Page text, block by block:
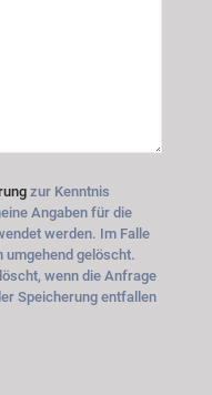
zur Kenntnis
Angaben für die
werden. Im Falle
umgehend gelöscht.
wenn die Anfrage
Speicherung entfallen